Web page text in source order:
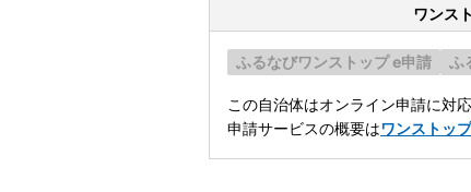
ワンス
ふるなびワンストップ e申請 ふ
この自治体はオンライン申請に対
申請サービスの概要はワンストッ